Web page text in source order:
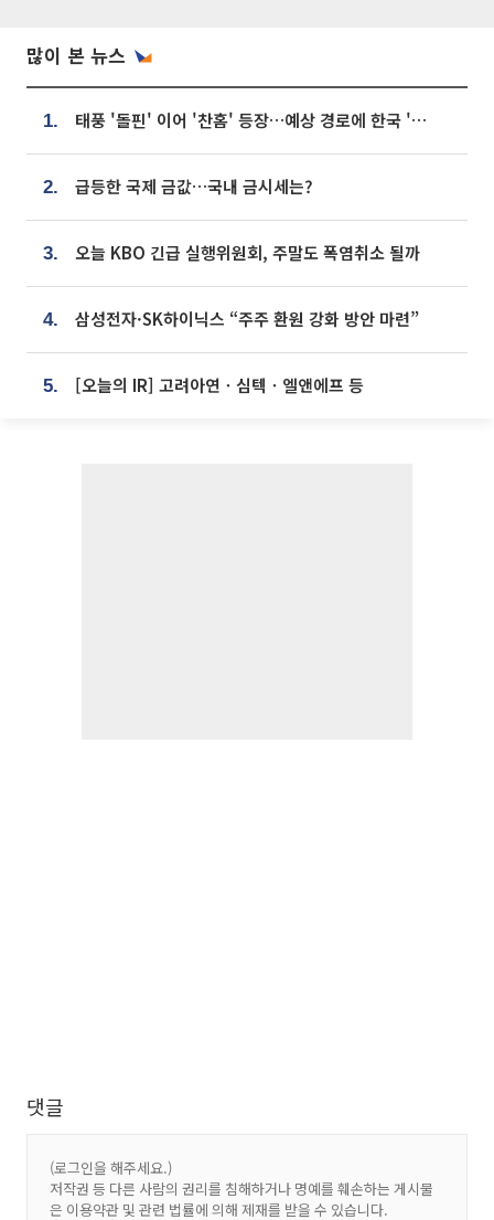
많이 본 뉴스
1. 태풍 '돌핀' 이어 '찬홈' 등장…예상 경로에 한국 '한숨'
2. 급등한 국제 금값…국내 금시세는?
3. 오늘 KBO 긴급 실행위원회, 주말도 폭염취소 될까
4. 삼성전자·SK하이닉스 “주주 환원 강화 방안 마련”
5. [오늘의 IR] 고려아연ㆍ심텍ㆍ엘앤에프 등
댓글